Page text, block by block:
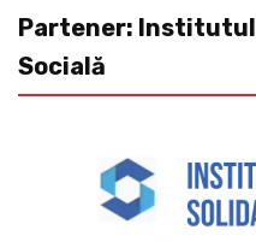
Partener:
Socială